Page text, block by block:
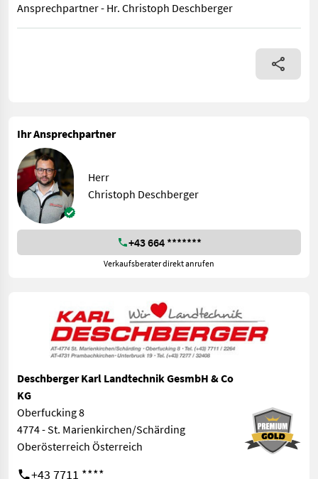
Ansprechpartner - Hr. Christoph Deschberger
Bergmann Funkraupe M201 mit Funksteuerung mit Akku, 3-
Ihr Ansprechpartner
Herr
Christoph Deschberger
+43 664 *******
Verkaufsberater direkt anrufen
Deschberger Karl Landtechnik GesmbH & Co
KG
Oberfucking 8
4774 - St. Marienkirchen/Schärding
Oberösterreich Österreich
+43 7711 ****